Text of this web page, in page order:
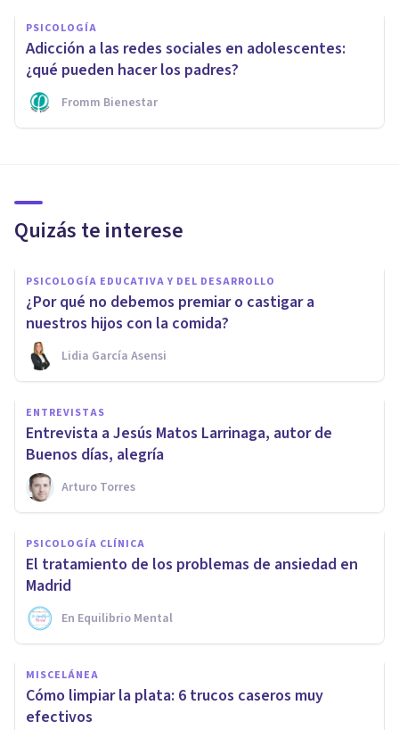
PSICOLOGÍA
Adicción a las redes sociales en adolescentes:
¿qué pueden hacer los padres?
Fromm Bienestar
Quizás te interese
PSICOLOGÍA EDUCATIVA Y DEL DESARROLLO
¿Por qué no debemos premiar o castigar a
nuestros hijos con la comida?
Lidia García Asensi
ENTREVISTAS
Entrevista a Jesús Matos Larrinaga, autor de
Buenos días, alegría
Arturo Torres
PSICOLOGÍA CLÍNICA
El tratamiento de los problemas de ansiedad en
Madrid
En Equilibrio Mental
MISCELÁNEA
Cómo limpiar la plata: 6 trucos caseros muy
efectivos